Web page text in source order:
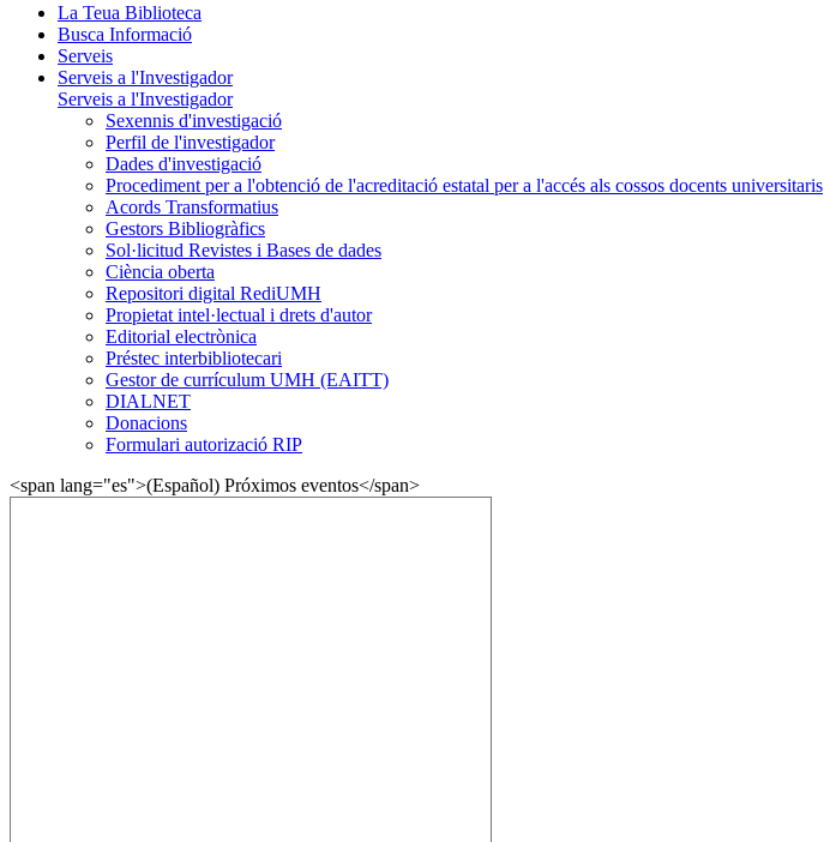
La Teua Biblioteca
Busca Informació
Serveis
Serveis a l'Investigador
Serveis a l'Investigador
Sexennis d'investigació
Perfil de l'investigador
Dades d'investigació
Procediment per a l'obtenció de l'acreditació estatal per a l'accés als cossos docents universitaris
Acords Transformatius
Gestors Bibliogràfics
Sol·licitud Revistes i Bases de dades
Ciència oberta
Repositori digital RediUMH
Propietat intel·lectual i drets d'autor
Editorial electrònica
Préstec interbibliotecari
Gestor de currículum UMH (EAITT)
DIALNET
Donacions
Formulari autorizació RIP
<span lang="es">(Español) Próximos eventos</span>